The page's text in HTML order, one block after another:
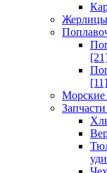
Жерлицы
[11]
Морские